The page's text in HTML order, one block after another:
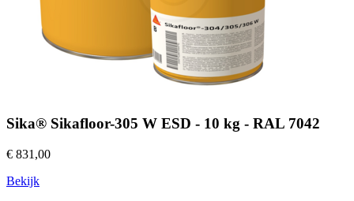
Sika® Sikafloor-305 W ESD - 10 kg - RAL 7042
€ 831,00
Bekijk